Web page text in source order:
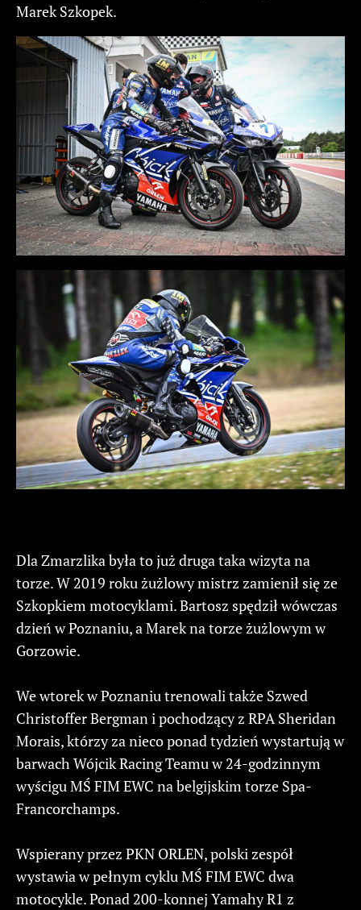
Marek Szkopek.
Dla Zmarzlika była to już druga taka wizyta na
torze. W 2019 roku żużlowy mistrz zamienił się ze
Szkopkiem motocyklami. Bartosz spędził wówczas
dzień w Poznaniu, a Marek na torze żużlowym w
Gorzowie.
We wtorek w Poznaniu trenowali także Szwed
Christoffer Bergman i pochodzący z RPA Sheridan
Morais, którzy za nieco ponad tydzień wystartują w
barwach Wójcik Racing Teamu w 24-godzinnym
wyścigu MŚ FIM EWC na belgijskim torze Spa-
Francorchamps.
Wspierany przez PKN ORLEN, polski zespół
wystawia w pełnym cyklu MŚ FIM EWC dwa
motocykle. Ponad 200-konnej Yamahy R1 z